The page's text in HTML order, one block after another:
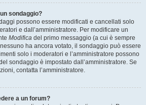
sondaggio?
possono essere modificati e cancellati solo
e dall’amministratore. Per modificare un
Modifica del primo messaggio (a cui è sempre
ha ancora votato, il sondaggio può essere
solo i moderatori e l’amministratore possono
sondaggio è impostato dall’amministratore. Se
contatta l’amministratore.
a un forum?